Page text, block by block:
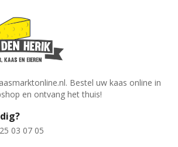
Bestel uw kaas online in
en ontvang het thuis!
03 07 05